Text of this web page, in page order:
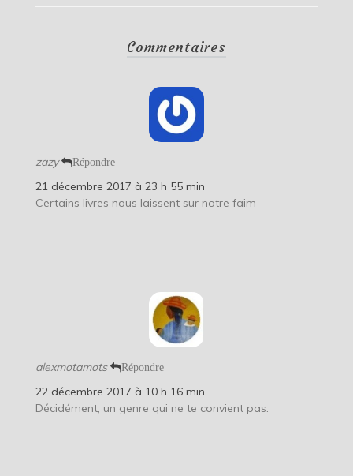
Commentaires
zazy Répondre
21 décembre 2017 à 23 h 55 min
Certains livres nous laissent sur notre faim
alexmotamots Répondre
22 décembre 2017 à 10 h 16 min
Décidément, un genre qui ne te convient pas.